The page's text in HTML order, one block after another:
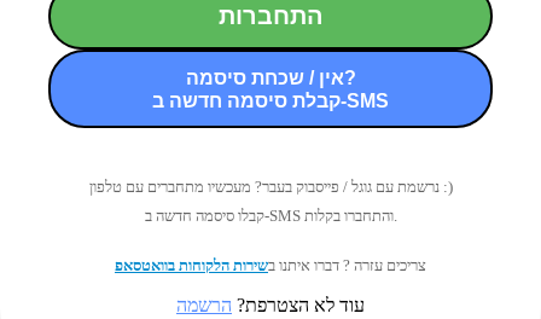
התחברות
אין / שכחת סיסמה?
קבלת סיסמה חדשה ב-SMS
נרשמת עם גוגל / פייסבוק בעבר? מעכשיו מתחברים עם טלפון :)
קבלו סיסמה חדשה ב-SMS והתחברו בקלות.
צריכים עזרה ? דברו איתנו בשירות הלקוחות בוואטסאפ
עוד לא הצטרפת? הרשמה